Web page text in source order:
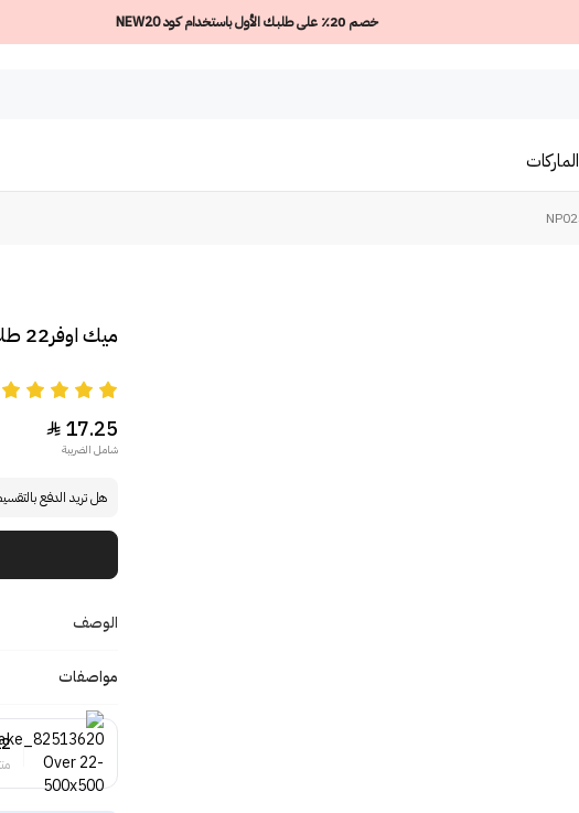
خصم 20٪ على طلبك الأول باستخدام كود NEW20
الماركات
ميك اوفر22 طلاء اظافر بيست ون - NP023
17.25

شامل الضريبة
هل تريد الدفع
الوصف
مواصفات